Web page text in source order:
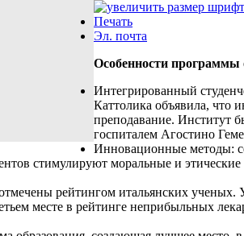
Печать
Эл. почта
Особенности программы
Интегрированный
Каттолика объявила, что
преподавание. Институт
госпиталем Агостино
Инновационные методы:
стимулируют моральные и
рейтингом итальянских ученых.
месте в рейтинге неприбыльных